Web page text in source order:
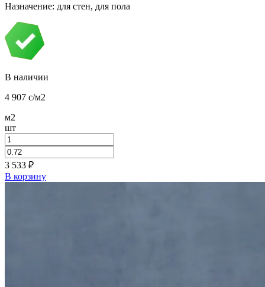
Назначение: для стен, для пола
В наличии
4 907 c/м2
м2
шт
3 533 ₽
В корзину